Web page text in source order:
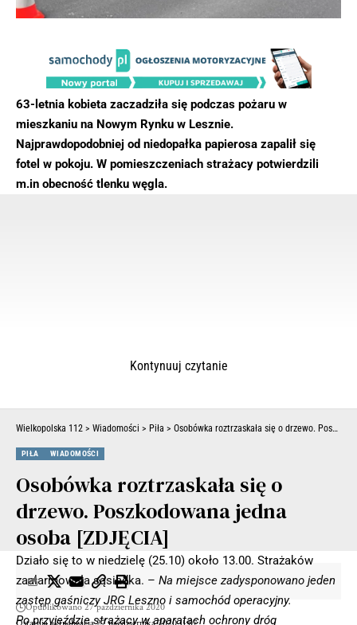
63-letnia kobieta zaczadziła się podczas pożaru w
mieszkaniu na Nowym Rynku w Lesznie.
Najprawdopodobniej od niedopałka papierosa zapalił się
fotel w pokoju. W pomieszczeniach strażacy potwierdzili
m.in obecność tlenku węgla.
Działo się to w niedzielę (25.10) około 13.00. Strażaków
zaalarmowała sąsiadka. – Na miejsce zadysponowano jeden
zastęp gaśniczy JRG Leszno i samochód operacyjny.
Po przyjeździe strażacy w aparatach ochrony dróg
Kontynuuj czytanie
Wielkopolska 112 > Wiadomości > Piła > Osobówka roztrzaskała się o drzewo. Poszkodowana jedna osoba [ZDJĘCIA]
PIŁA WIADOMOŚCI
Osobówka roztrzaskała się o
drzewo. Poszkodowana jedna
osoba [ZDJĘCIA]
Opublikowano 27 października 2020